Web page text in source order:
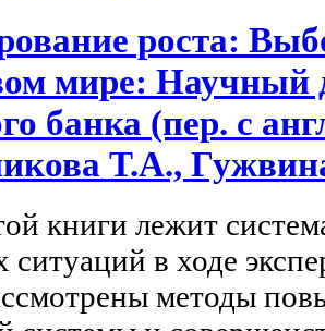
роста:
мире: Научный
банка (пер. с
Т.А.,
книги лежит
ситуаций в ходе
методы